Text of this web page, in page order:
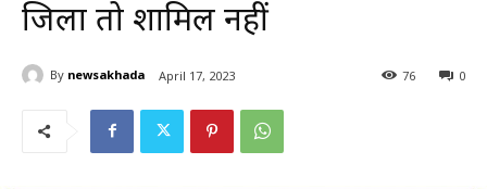
जिला तो शामिल नहीं
By newsakhada April 17, 2023 0
76